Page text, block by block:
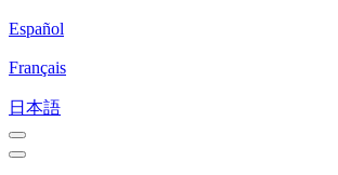
Español
Français
日本語